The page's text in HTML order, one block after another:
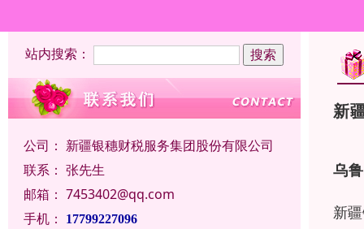
站内搜索：
公司： 新疆银穗财税服务集团股份有限公司
联系： 张先生
邮箱： 7453402@qq.com
手机：
17799227096
新
乌
新